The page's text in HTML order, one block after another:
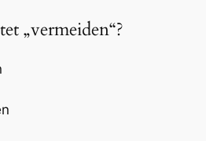
„vermeiden“?